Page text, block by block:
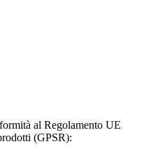
al Regolamento UE
(GPSR):